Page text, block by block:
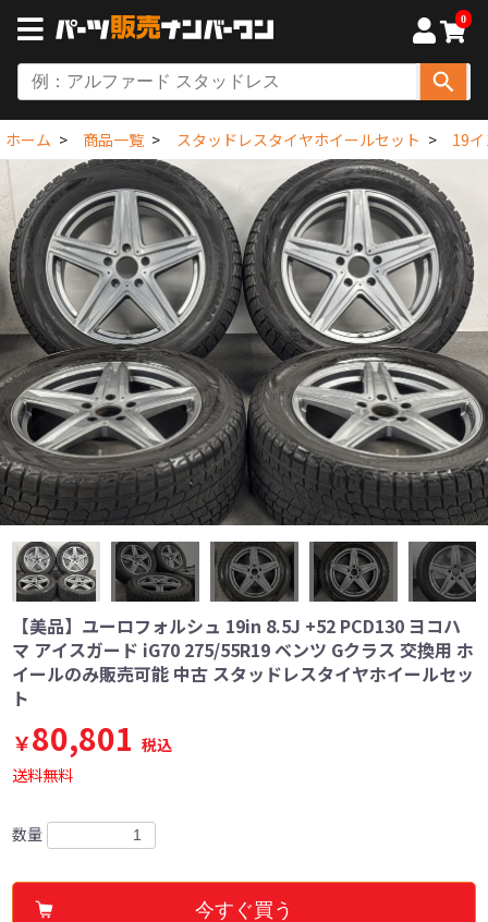
0
ホーム 商品一覧 スタッドレスタイヤホイールセット 19
【美品】ユーロフォルシュ 19in 8.5J +52 PCD130 ヨコハ
マ アイスガード iG70 275/55R19 ベンツ Gクラス 交換用 ホ
イールのみ販売可能 中古 スタッドレスタイヤホイールセッ
ト
￥80,801 税込
送料無料
数量
今すぐ買う